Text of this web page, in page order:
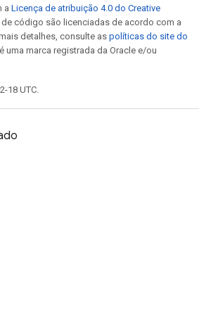
a Licença de atribuição 4.0 do Creative
de código são licenciadas de acordo com a
detalhes, consulte as políticas do site do
uma marca registrada da Oracle e/ou
18 UTC.